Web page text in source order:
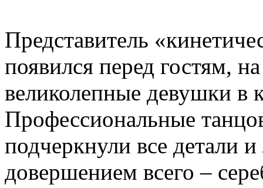
Представитель
появился перед гостям,
великолепные девушки
Профессиональные
подчеркнули все детали
довершением всего –